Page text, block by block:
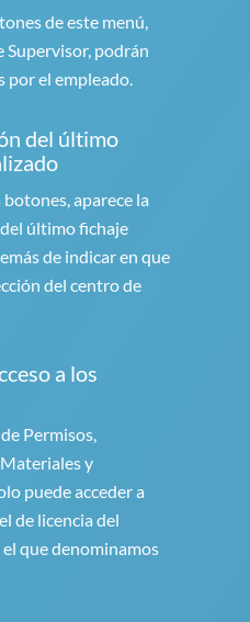
de este menú,
Supervisor, podrán
por el empleado.
del último
aparece la
último fichaje
de indicar en que
del centro de
a los
Permisos,
y
puede acceder a
de licencia del
que denominamos